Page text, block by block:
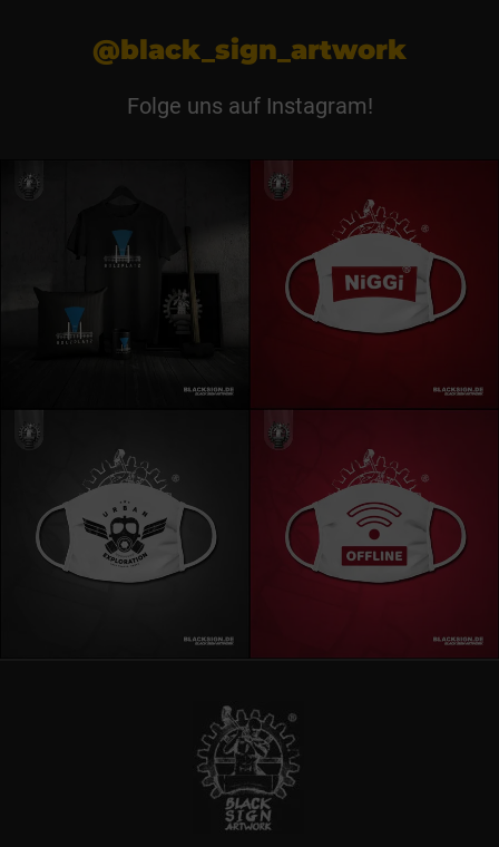
@black_sign_artwork
Folge uns auf Instagram!